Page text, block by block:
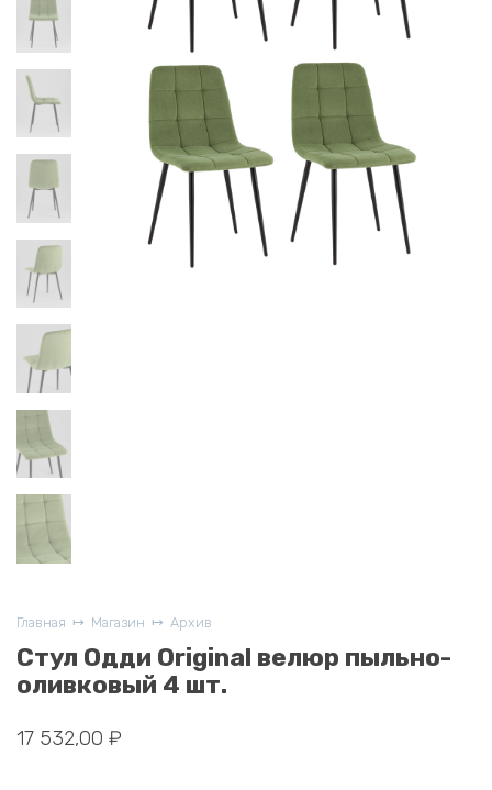
Главная Магазин Архив
Стул Одди Original велюр пыльно-
оливковый 4 шт.
17 532,00 ₽